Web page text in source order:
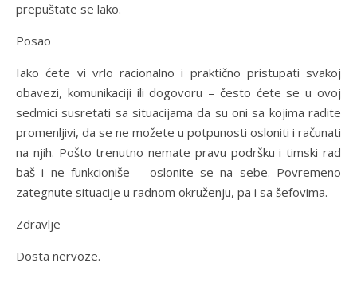
prepuštate se lako.
Posao
Iako ćete vi vrlo racionalno i praktično pristupati svakoj
obavezi, komunikaciji ili dogovoru – često ćete se u ovoj
sedmici susretati sa situacijama da su oni sa kojima radite
promenljivi, da se ne možete u potpunosti osloniti i računati
na njih. Pošto trenutno nemate pravu podršku i timski rad
baš i ne funkcioniše – oslonite se na sebe. Povremeno
zategnute situacije u radnom okruženju, pa i sa šefovima.
Zdravlje
Dosta nervoze.